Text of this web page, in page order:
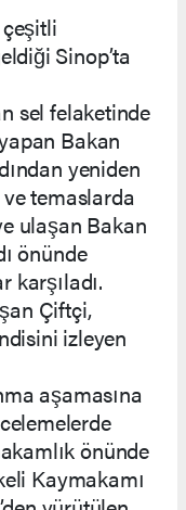
Sinop’ta
sel felaketinde
Bakan
yeniden
temaslarda
ulaşan Bakan
önünde
karşıladı.
Çiftçi,
izleyen
aşamasına
önünde
Kaymakamı